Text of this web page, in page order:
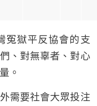
冤獄平反協會的支
、對無辜者、對心
。
需要社會大眾投注